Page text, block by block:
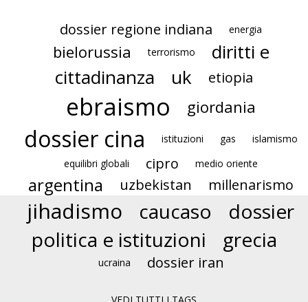
dossier regione indiana energia
bielorussia terrorismo
diritti e
cittadinanza
uk etiopia
ebraismo giordania
dossier cina istituzioni gas
islamismo
equilibri globali
cipro medio oriente
argentina uzbekistan millenarismo
jihadismo caucaso
dossier
politica e istituzioni
grecia
ucraina dossier iran